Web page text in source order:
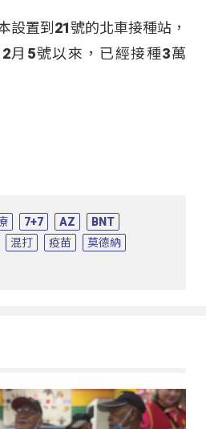
設置到21號的北車接種站，
月5號以來，已經接種3萬
7+7 AZ
BNT
混打 疫苗
莫德納